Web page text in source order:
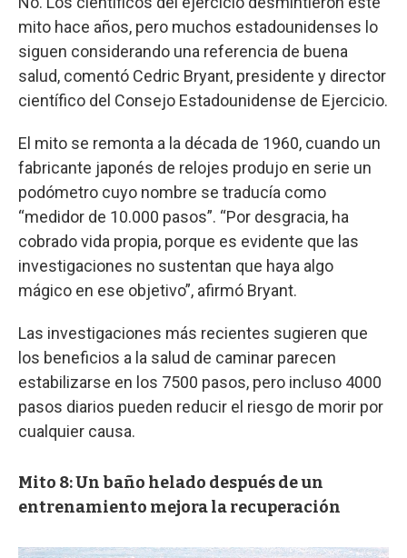
mito hace años, pero muchos estadounidenses lo
siguen considerando una referencia de buena
salud, comentó Cedric Bryant, presidente y director
científico del Consejo Estadounidense de Ejercicio.
El mito se remonta a la década de 1960, cuando un
fabricante japonés de relojes produjo en serie un
podómetro cuyo nombre se traducía como
“medidor de 10.000 pasos”. “Por desgracia, ha
cobrado vida propia, porque es evidente que las
investigaciones no sustentan que haya algo
mágico en ese objetivo”, afirmó Bryant.
Las investigaciones más recientes sugieren que
los beneficios a la salud de caminar parecen
estabilizarse en los 7500 pasos, pero incluso 4000
pasos diarios pueden reducir el riesgo de morir por
cualquier causa.
Mito 8: Un baño helado después de un
entrenamiento mejora la recuperación